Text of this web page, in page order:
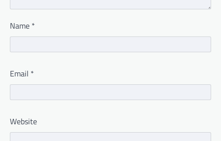
Name *
Email *
Website